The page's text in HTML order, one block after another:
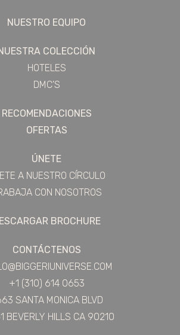
NUESTRO EQUIPO
COLECCIÓN
HOTELES
DMC'S
RECOMENDACIONES
OFERTAS
ÚNETE
A NUESTRO CÍRCULO
CON NOSOTROS
BROCHURE
CONTÁCTENOS
+1 (310) 614 0653
SANTA MONICA BLVD
BEVERLY HILLS CA 90210